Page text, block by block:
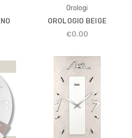
Orologi
OROLOGIO BEIGE
€0.00